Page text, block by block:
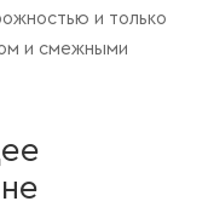
и только
и смежными